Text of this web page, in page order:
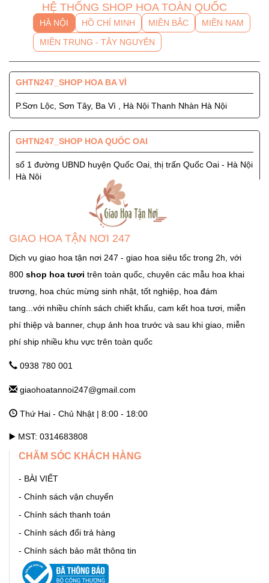
GIAO HOA TẬN NƠI 247
Dịch vụ giao hoa tận nơi 247 - giao hoa siêu tốc trong 2h, với
800 shop hoa tươi trên toàn quốc, chuyên các mẫu hoa khai
trương, hoa chúc mừng sinh nhật, tốt nghiệp, hoa đám
tang...với nhiều chính sách chiết khấu, cam kết hoa tươi, miễn
phí thiệp và banner, chụp ảnh hoa trước và sau khi giao, miễn
phí ship nhiều khu vực trên toàn quốc
0938 780 001
giaohoatannoi247@gmail.com
Thứ Hai - Chủ Nhật | 8:00 - 18:00
▶️ MST: 0314683808
CHĂM SÓC KHÁCH HÀNG
- BÀI VIẾT
- Chính sách vận chuyển
- Chính sách thanh toán
- Chính sách đổi trả hàng
- Chính sách bảo mật thông tin
- Hướng dẫn mua hàng
HỆ THỐNG SHOP HOA TOÀN QUỐC
HÀ NỘI HỒ CHÍ MINH MIỀN BẮC
MIỀN NAM
MIỀN TRUNG - TÂY NGUYÊN
GHTN247_SHOP HOA BA VÌ
P.Sơn Lộc, Sơn Tây, Ba Vì , Hà Nội Thanh Nhàn Hà Nội
GHTN247_SHOP HOA QUỐC OAI
số 1 đường UBND huyện Quốc Oai, thị trấn Quốc Oai - Hà Nội
Hà Nội
GHTN247_SHOP HOA SÓC SƠN
Quốc Lộ 3, Xã Phù Lỗ, Huyện Sóc Sơn, Thành Phố Hà Nội
Tỉnh Lộ 84, TT. Liên Quan, Thạch Thất, Hà Nội Hà Nội
GHTN247_SHOP HOA THANH OAI
Số 7 Dốc Mọc - Cao Dương - Thanh Oai - Hà Nội Hà Nội
Hà Nội
11 Quang Trung, thị trấn Vân Đình - Ứng Hòa - Hà Nội Hà Nội
GHTN247_SHOP HOA BA ĐÌNH
86 Cửa Bắc, Ba Đình, Hà Nội. Phúc Xá Hà Nội